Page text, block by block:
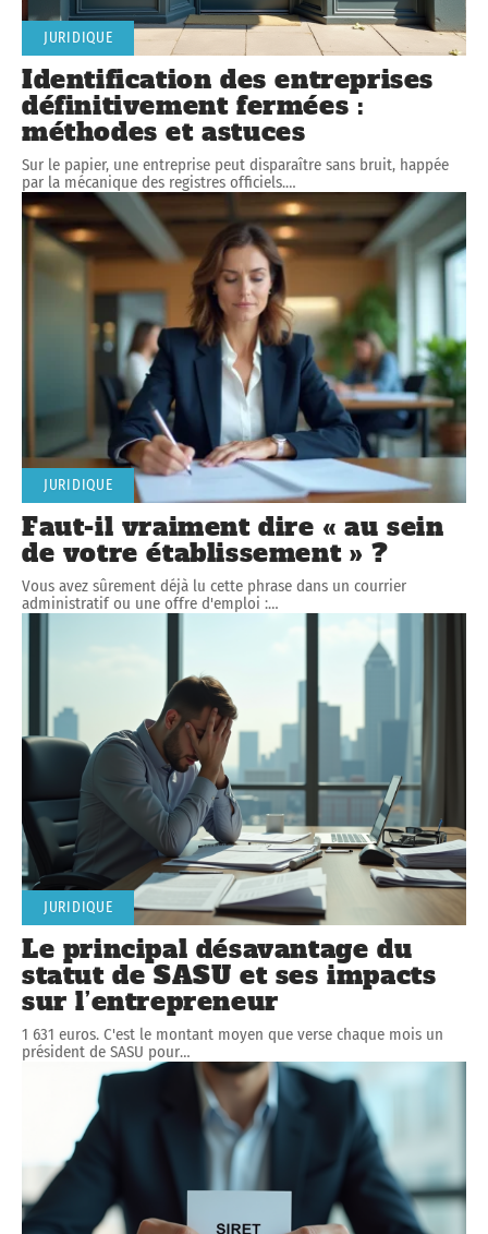
JURIDIQUE
Identification des entreprises
définitivement fermées :
méthodes et astuces
Sur le papier, une entreprise peut disparaître sans bruit, happée
par la mécanique des registres officiels.…
JURIDIQUE
Faut-il vraiment dire « au sein
de votre établissement » ?
Vous avez sûrement déjà lu cette phrase dans un courrier
administratif ou une offre d'emploi :…
JURIDIQUE
Le principal désavantage du
statut de SASU et ses impacts
sur l’entrepreneur
1 631 euros. C'est le montant moyen que verse chaque mois un
président de SASU pour…